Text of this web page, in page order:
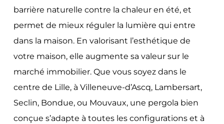
barrière naturelle contre la chaleur en été, et
permet de mieux réguler la lumière qui entre
dans la maison. En valorisant l’esthétique de
votre maison, elle augmente sa valeur sur le
marché immobilier. Que vous soyez dans le
centre de Lille, à Villeneuve-d’Ascq, Lambersart,
Seclin, Bondue, ou Mouvaux, une pergola bien
conçue s’adapte à toutes les configurations et à